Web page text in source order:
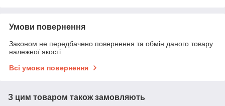
Умови повернення
Законом не передбачено повернення та обмін даного товару
належної якості
Всі умови повернення
З цим товаром також замовляють